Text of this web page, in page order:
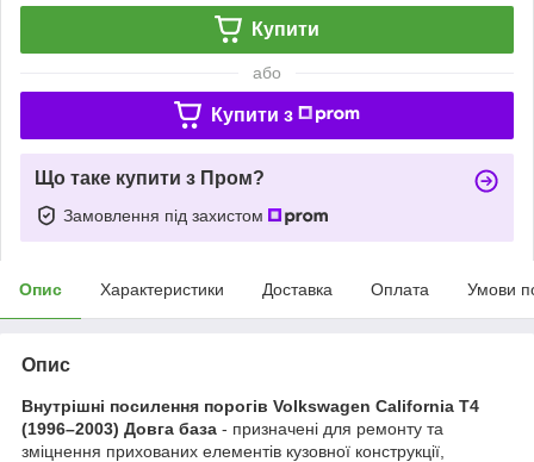
Купити
або
Купити з
Що таке купити з Пром?
Замовлення під захистом
Опис Характеристики Доставка Оплата Умови
Опис
Внутрішні посилення порогів Volkswagen California T4
(1996–2003) Довга база - призначені для ремонту та
зміцнення прихованих елементів кузовної конструкції,